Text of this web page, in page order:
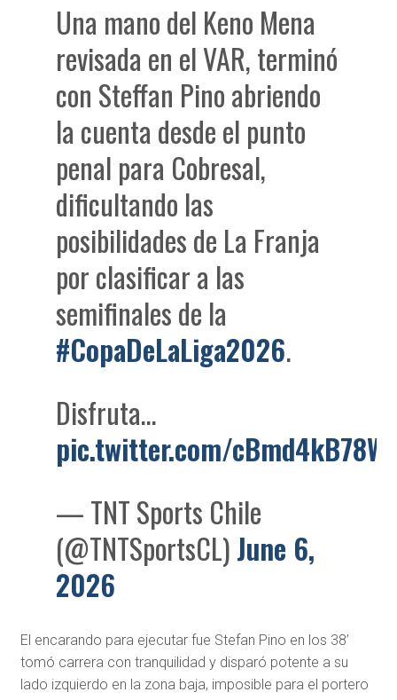
Una mano del Keno Mena
revisada en el VAR, terminó
con Steffan Pino abriendo
la cuenta desde el punto
penal para Cobresal,
dificultando las
posibilidades de La Franja
por clasificar a las
semifinales de la
#CopaDeLaLiga2026.
Disfruta…
pic.twitter.com/cBmd4kB78W
— TNT Sports Chile
(@TNTSportsCL)June 6,
2026
El encarando para ejecutar fue Stefan Pino en los 38’
tomó carrera con tranquilidad y disparó potente a su
lado izquierdo en la zona baja, imposible para el portero